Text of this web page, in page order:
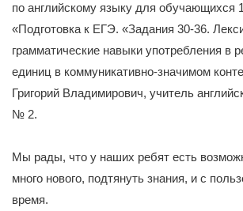
по английскому языку для обучающихся
«Подготовка к ЕГЭ. «Задания 30-36.
грамматические навыки употребления в
единиц в коммуникативно-значимом
Григорий Владимирович, учитель
№ 2.
Мы рады, что у наших ребят есть
много нового, подтянуть знания, и с
время.